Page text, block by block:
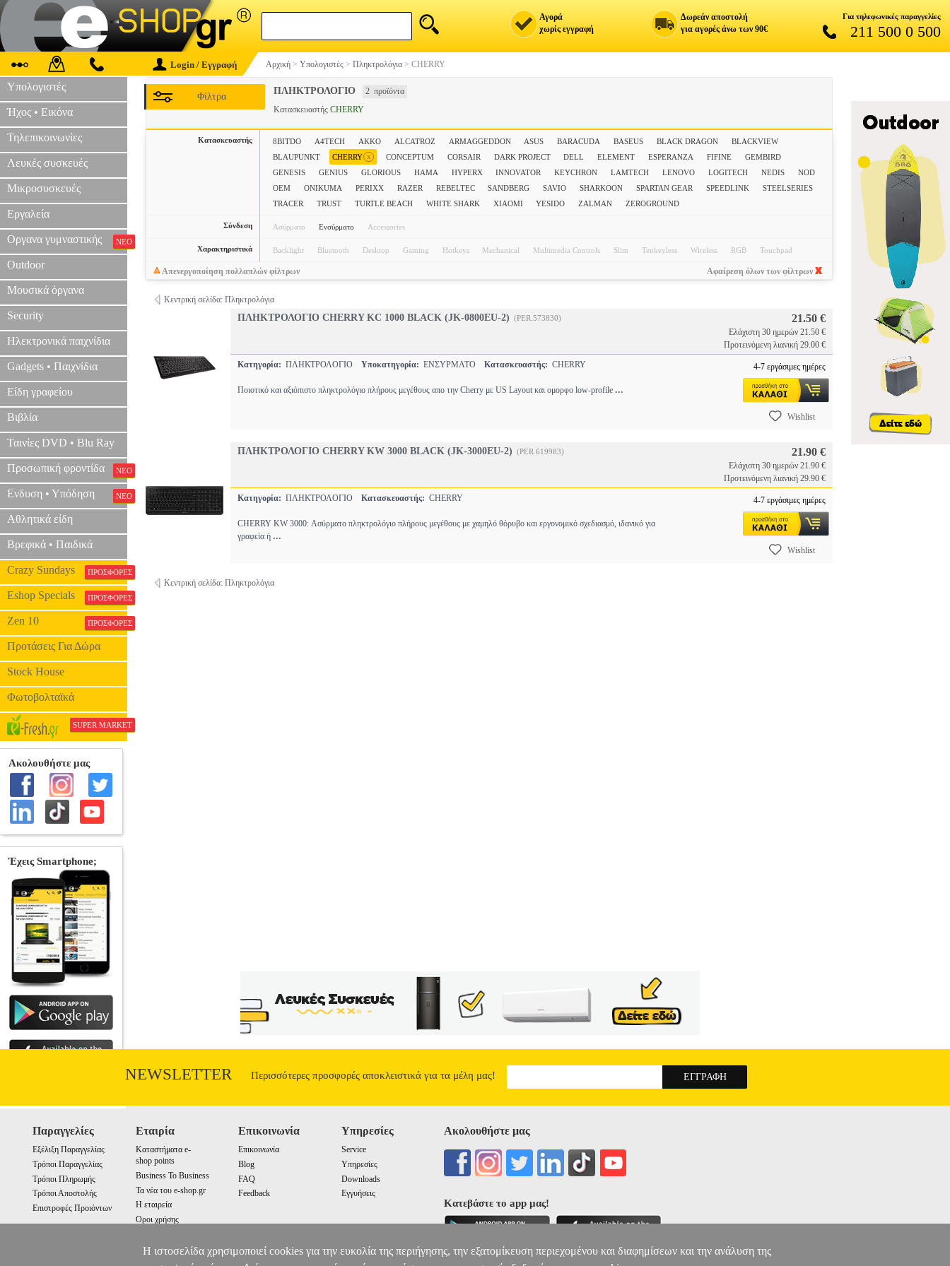
Αγορά
χωρίς εγγραφή
Δωρεάν αποστολή
για αγορές άνω των 90€
Για τηλεφωνικές παραγγελίες
211 500 0 500
Login / Εγγραφή Αρχική > Υπολογιστές > Πληκτρολόγια > CHERRY
Υπολογιστές
Ήχος • Εικόνα
Τηλεπικοινωνίες
Λευκές συσκευές
Μικροσυσκευές
Εργαλεία
Οργανα γυμναστικής ΝΕΟ
Outdoor
Μουσικά όργανα
Security
Ηλεκτρονικά παιχνίδια
Gadgets • Παιχνίδια
Είδη γραφείου
Βιβλία
Ταινίες DVD • Blu Ray
Προσωπική φροντίδα ΝΕΟ
Ενδυση • Υπόδηση ΝΕΟ
Αθλητικά είδη
Βρεφικά • Παιδικά
Crazy Sundays ΠΡΟΣΦΟΡΕΣ
Eshop Specials ΠΡΟΣΦΟΡΕΣ
Zen 10 ΠΡΟΣΦΟΡΕΣ
Προτάσεις Για Δώρα
Stock House
Φωτοβολταϊκά
SUPER MARKET
ΠΛΗΚΤΡΟΛΟΓΙΟ 2 προϊόντα
Φίλτρα
Κατασκευαστής CHERRY
Κατασκευαστής 8BITDO A4TECH AKKO ALCATROZ ARMAGGEDDON ASUS BARACUDA BASEUS BLACK DRAGON
BLACKVIEW
BLAUPUNKT
CHERRY x CONCEPTUM CORSAIR DARK PROJECT DELL ELEMENT ESPERANZA FIFINE
GEMBIRD
GENESIS
GENIUS GLORIOUS HAMA HYPERX INNOVATOR KEYCHRON LAMTECH LENOVO LOGITECH NEDIS
NOD
OEM
ONIKUMA PERIXX RAZER REBELTEC SANDBERG SAVIO SHARKOON SPARTAN GEAR SPEEDLINK
STEELSERIES
TRACER
TRUST TURTLE BEACH WHITE SHARK XIAOMI YESIDO ZALMAN ZEROGROUND
Σύνδεση Ασύρματο Ενσύρματο Accessories
Χαρακτηριστικά Backlight Bluetooth Desktop Gaming Hotkeys Mechanical Multimedia Controls Slim Tenkeyless Wireless RGB Touchpad
Απενεργοποίηση πολλαπλών φίλτρων Αφαίρεση όλων των φίλτρων
Κεντρική σελίδα: Πληκτρολόγια
ΠΛΗΚΤΡΟΛΟΓΙΟ CHERRY KC 1000 BLACK (JK-0800EU-2) (PER.573830) 21.50 €
Ελάχιστη 30 ημερών 21.50 €
Προτεινόμενη λιανική 29.00 €
Κατηγορία: ΠΛΗΚΤΡΟΛΟΓΙΟ Υποκατηγορία: ΕΝΣΥΡΜΑΤΟ Κατασκευαστής: CHERRY
Ποιοτικό και αξιόπιστο πληκτρολόγιο πλήρους μεγέθους απο την Cherry με US Layout και ομορφο low-profile ...
4-7 εργάσιμες ημέρες
Wishlist
ΠΛΗΚΤΡΟΛΟΓΙΟ CHERRY KW 3000 BLACK (JK-3000EU-2) (PER.619983) 21.90 €
Ελάχιστη 30 ημερών 21.90 €
Προτεινόμενη λιανική 29.90 €
Κατηγορία: ΠΛΗΚΤΡΟΛΟΓΙΟ Κατασκευαστής: CHERRY
CHERRY KW 3000: Ασύρματο πληκτρολόγιο πλήρους μεγέθους με χαμηλό θόρυβο και εργονομικό σχεδιασμό, ιδανικό για
γραφεία ή ...
4-7 εργάσιμες ημέρες
Wishlist
Κεντρική σελίδα: Πληκτρολόγια
NEWSLETTER Περισσότερες προσφορές αποκλειστικά για τα μέλη μας!
Παραγγελίες
Εξέλιξη Παραγγελίας
Τρόποι Παραγγελίας
Τρόποι Πληρωμής
Τρόποι Αποστολής
Επιστροφές Προιόντων
Εταιρία
Καταστήματα e-
shop points
Business To Business
Τα νέα του e-shop.gr
Η εταιρεία
Οροι χρήσης
Επικοινωνία
Επικοινωνία
Blog
FAQ
Feedback
Υπηρεσίες
Service
Υπηρεσίες
Downloads
Εγγυήσεις
Ακολουθήστε μας
Κατεβάστε το app μας!
Η ιστοσελίδα χρησιμοποιεί cookies για την ευκολία της περιήγησης, την εξατομίκευση περιεχομένου και διαφημίσεων και την ανάλυση της